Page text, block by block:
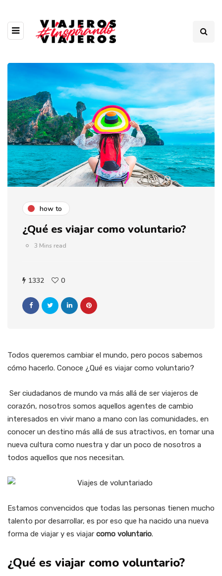
how to
¿Qué es viajar como voluntario?
3 Mins read
1332 0
Todos queremos cambiar el mundo, pero pocos sabemos
cómo hacerlo. Conoce ¿Qué es viajar como voluntario?
Ser ciudadanos de mundo va más allá de ser viajeros de
corazón, nosotros somos aquellos agentes de cambio
interesados en vivir mano a mano con las comunidades, en
conocer un destino más allá de sus atractivos, en tomar una
nueva cultura como nuestra y dar un poco de nosotros a
todos aquellos que nos necesitan.
Estamos convencidos que todas las personas tienen mucho
talento por desarrollar, es por eso que ha nacido una nueva
forma de viajar y es viajar como voluntario.
¿Qué es viajar como voluntario?